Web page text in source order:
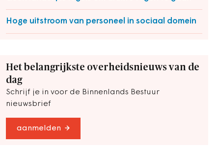
Hoge uitstroom van personeel in sociaal domein
Het belangrijkste overheidsnieuws van de
dag
Schrijf je in voor de Binnenlands Bestuur
nieuwsbrief
aanmelden